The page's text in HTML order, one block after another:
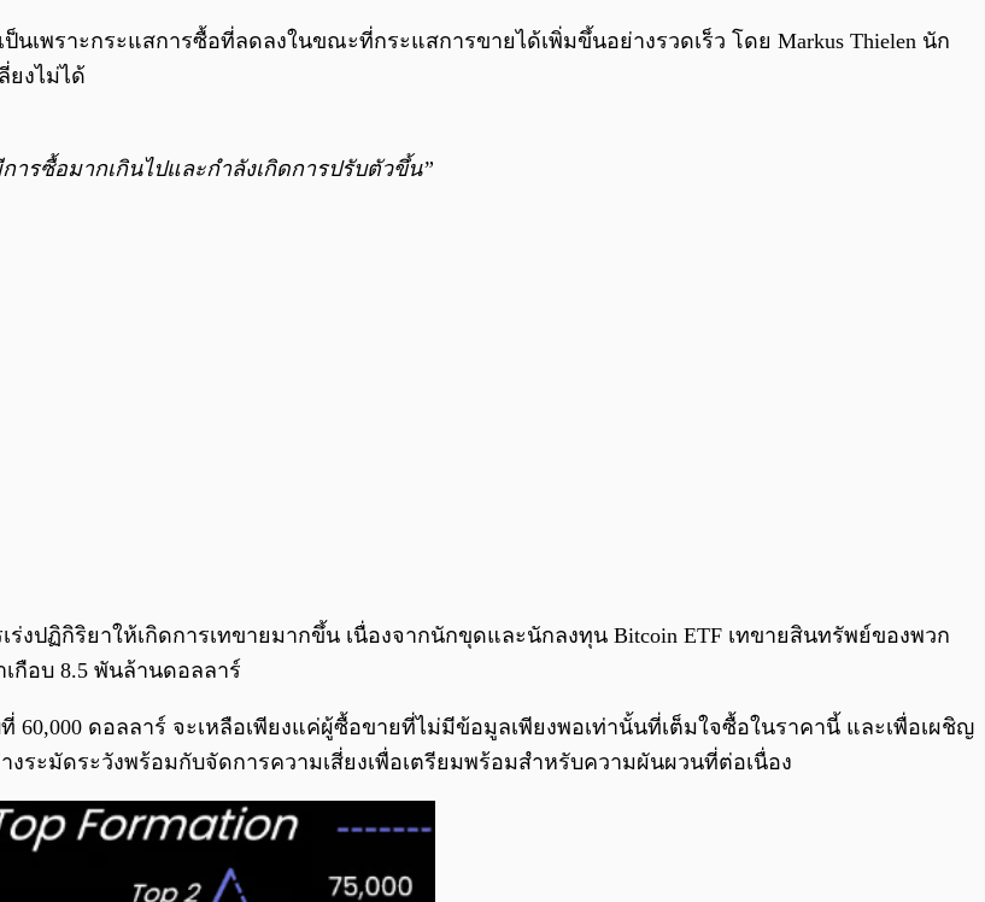
นเพราะกระแสการซื้อที่ลดลงในขณะที่กระแสการขายได้เพิ่มขึ้นอย่างรวดเร็ว โดย Markus Thielen นัก
ยงไม่ได้
รซื้อมากเกินไปและกำลังเกิดการปรับตัวขึ้น”
ร่งปฏิกิริยาให้เกิดการเทขายมากขึ้น เนื่องจากนักขุดและนักลงทุน Bitcoin ETF เทขายสินทรัพย์ของพวก
กือบ 8.5 พันล้านดอลลาร์
60,000 ดอลลาร์ จะเหลือเพียงแค่ผู้ซื้อขายที่ไม่มีข้อมูลเพียงพอเท่านั้นที่เต็มใจซื้อในราคานี้ และเพื่อเผชิญ
ะมัดระวังพร้อมกับจัดการความเสี่ยงเพื่อเตรียมพร้อมสำหรับความผันผวนที่ต่อเนื่อง